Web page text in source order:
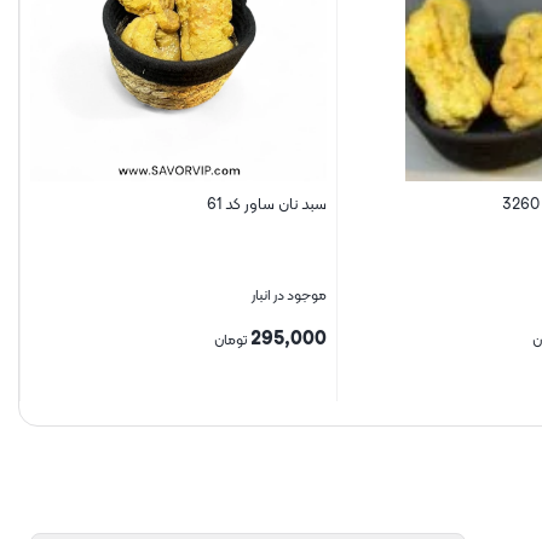
سبد نان ساور کد 61
موجود در انبار
295,000 تومان
بستن